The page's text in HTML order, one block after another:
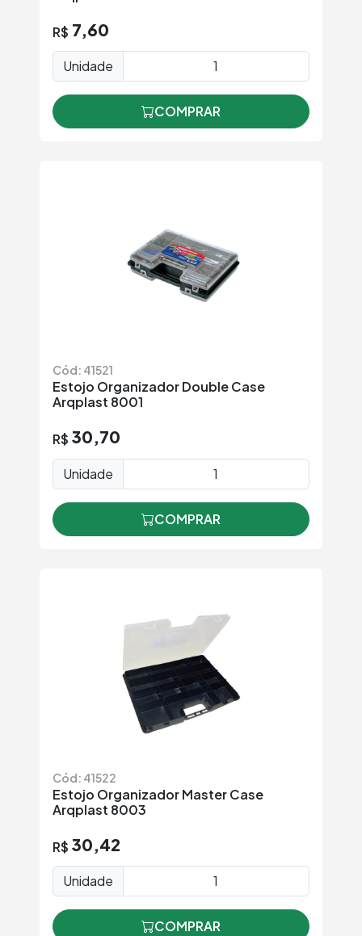
R$ 7,60
Unidade
COMPRAR
Cód: 41521
Estojo Organizador Double Case
Arqplast 8001
R$ 30,70
Unidade
COMPRAR
Cód: 41522
Estojo Organizador Master Case
Arqplast 8003
R$ 30,42
Unidade
COMPRAR